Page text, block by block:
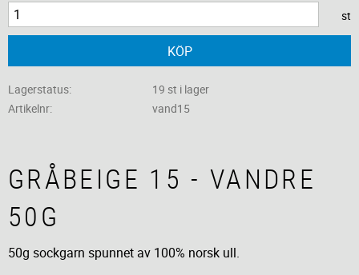
st
KÖP
Lagerstatus
19 st i lager
Artikelnr
vand15
GRÅBEIGE 15 - VANDRE
50G
50g sockgarn spunnet av 100% norsk ull.